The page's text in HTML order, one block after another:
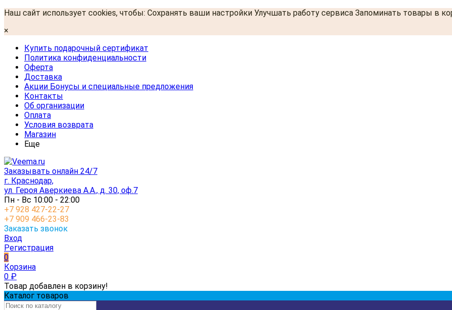
Наш сайт использует cookies, чтобы: Сохранять ваши настройки Улучшать работу сервиса Запоминать товары в
×
Купить подарочный сертификат
Политика конфиденциальности
Оферта
Доставка
Акции Бонусы и специальные предложения
Контакты
Об организации
Оплата
Условия возврата
Магазин
Еще
Заказывать онлайн 24/7
г. Краснодар,
ул. Героя Аверкиева А.А., д. 30, оф.7
Пн - Вс 10:00 - 22:00
+7 928 427-22-27
+7 909 466-23-83
Заказать звонок
Вход
Регистрация
0
Корзина
0 ₽
Товар добавлен в корзину!
Каталог товаров